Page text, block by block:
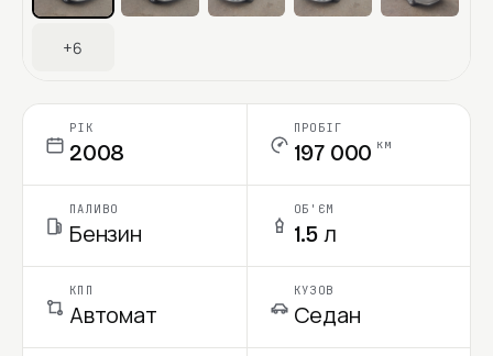
+6
РІК
2008
ПРОБІГ
197 000 км
ПАЛИВО
Бензин
ОБ'ЄМ
1.5 л
КПП
Автомат
КУЗОВ
Седан